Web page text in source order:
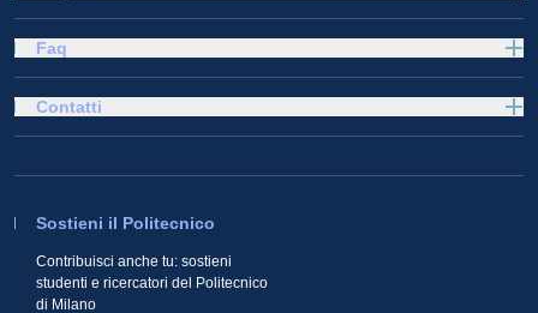
Faq
Sostieni il Politecnico
Contribuisci anche tu: sostieni
studenti e ricercatori del Politecnico
di Milano
Contatti